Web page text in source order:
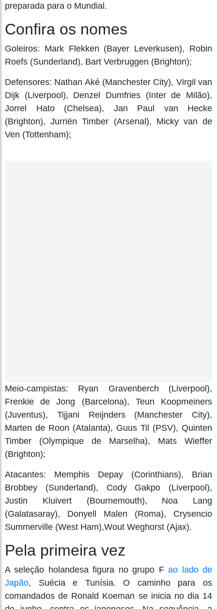
preparada para o Mundial.
Confira os nomes
Goleiros: Mark Flekken (Bayer Leverkusen), Robin
Roefs (Sunderland), Bart Verbruggen (Brighton);
Defensores: Nathan Aké (Manchester City), Virgil van
Dijk (Liverpool), Denzel Dumfries (Inter de Milão),
Jorrel Hato (Chelsea), Jan Paul van Hecke
(Brighton), Jurriën Timber (Arsenal), Micky van de
Ven (Tottenham);
Meio-campistas: Ryan Gravenberch (Liverpool),
Frenkie de Jong (Barcelona), Teun Koopmeiners
(Juventus), Tijjani Reijnders (Manchester City),
Marten de Roon (Atalanta), Guus Til (PSV), Quinten
Timber (Olympique de Marselha), Mats Wieffer
(Brighton);
Atacantes: Memphis Depay (Corinthians), Brian
Brobbey (Sunderland), Cody Gakpo (Liverpool),
Justin Kluivert (Bournemouth), Noa Lang
(Galatasaray), Donyell Malen (Roma), Crysencio
Summerville (West Ham),Wout Weghorst (Ajax).
Pela primeira vez
A seleção holandesa figura no grupo Fao lado de
Japão, Suécia e Tunísia. O caminho para os
comandados de Ronald Koeman se inicia no dia 14